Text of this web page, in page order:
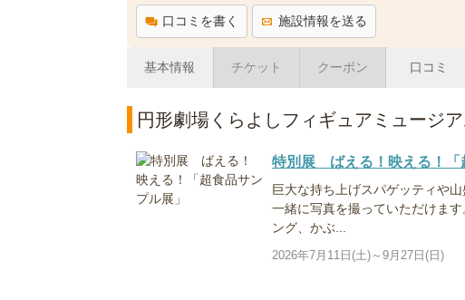
口コミを書く 施設情報を送る
基本情報 チケット クーポン 口コミ
円形劇場くらよしフィギュアミュージ
特別展 ばえる！映える！「
巨大な持ち上げスパゲッティや
一緒に写真を撮っていただけま
ング、かぶ...
2026年7月11日(土)～9月27日(日)